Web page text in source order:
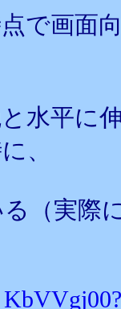
で画面
水平に
、
（実際